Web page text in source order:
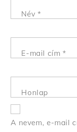
Név *
E-mail cím*
Honlap
A nevem, e-mail